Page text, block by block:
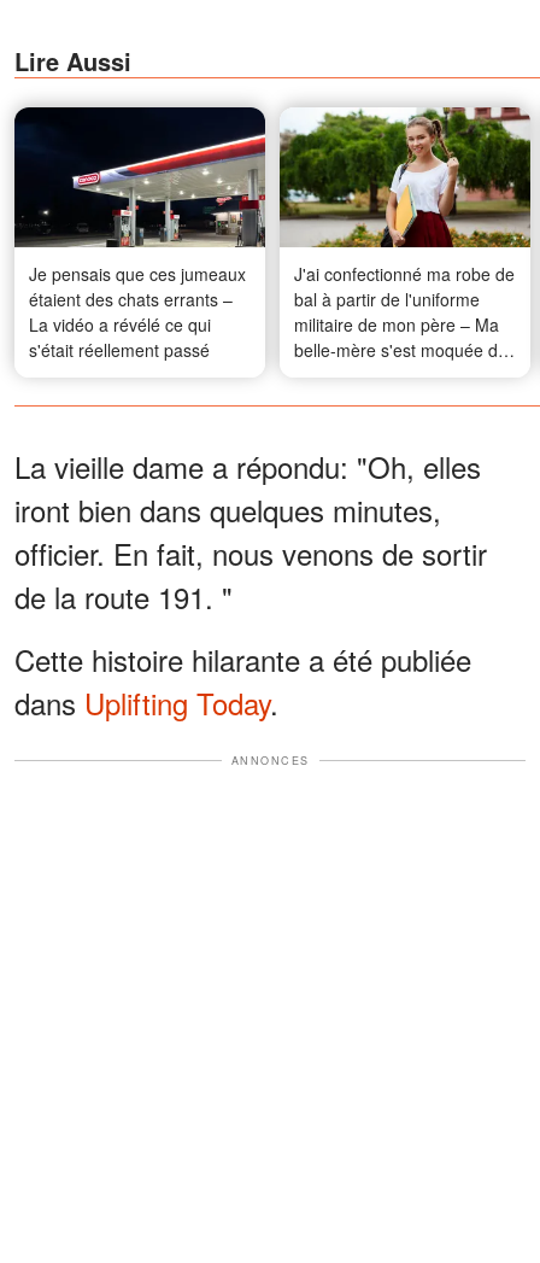
Lire Aussi
Je pensais que ces jumeaux
étaient des chats errants –
La vidéo a révélé ce qui
s'était réellement passé
J'ai confectionné ma robe de
bal à partir de l'uniforme
militaire de mon père – Ma
belle-mère s'est moquée de
moi puis un officier a frappé
à la porte et lui a remis un
La vieille dame a répondu: "Oh, elles
iront bien dans quelques minutes,
officier. En fait, nous venons de sortir
de la route 191. "
Cette histoire hilarante a été publiée
dans Uplifting Today.
ANNONCES